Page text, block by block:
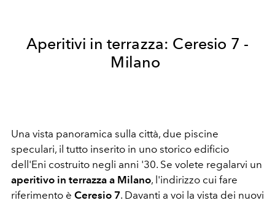
Aperitivi in terrazza: Ceresio 7 -
Milano
Una vista panoramica sulla città, due piscine
speculari, il tutto inserito in uno storico edificio
dell'Eni costruito negli anni '30. Se volete regalarvi un
aperitivo in terrazza a Milano, l'indirizzo cui fare
riferimento è Ceresio 7. Davanti a voi la vista dei nuovi